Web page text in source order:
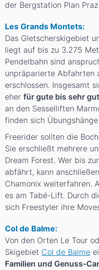
der Bergstation Plan
Les Grands Montets:
Das Gletscherskigebiet
liegt auf bis zu 3.275
Pendelbahn sind
unpräparierte Abfahrten
erschlossen. Insgesamt
eher für gute bis sehr
an den Sesselliften
finden sich
Freerider sollten die
Sie erschließt mehrere
Dream Forest. Wer bis
abfährt, kann
Chamonix weiterfahren.
es am Tabé-Lift. Durch
sich Freestyler ihre
Col de Balme:
Von den Orten Le Tour
Skigebiet Col de Balme
Familien und Genuss-